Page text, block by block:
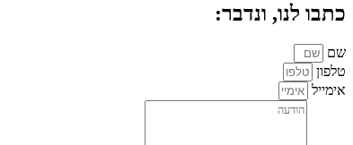
כתבו לנו, ונדבר:
שם
טלפון
אימייל